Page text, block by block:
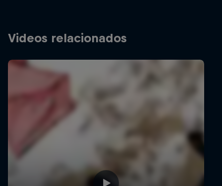
Videos relacionados